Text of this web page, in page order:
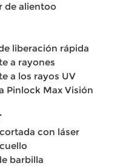
de alientoo
liberación rápida
a rayones
a los rayos UV
Pinlock Max Visión
con láser
barbilla